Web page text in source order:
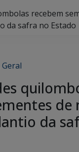
recebem
da safra no Estado
Geral
de
da